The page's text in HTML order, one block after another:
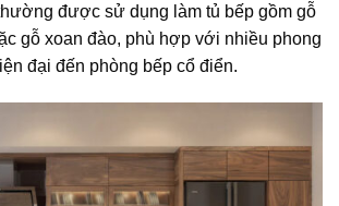
được sử dụng làm tủ bếp gồm gỗ
gỗ xoan đào, phù hợp với nhiều phong
đại đến phòng bếp cổ điển.